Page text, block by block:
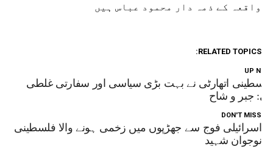
واقعہ کے ذمہ دار محمود عباس ہیں
RELATED TOPICS:
UP
اتھارٹی نے بہت بڑی سیاسی اور سفارتی غلطی
جبر و شاح
DON'T MISS
اسرائیلی فوج سے جھڑپوں میں زخمی ہونے والا فلسطینی
نوجوان شہید